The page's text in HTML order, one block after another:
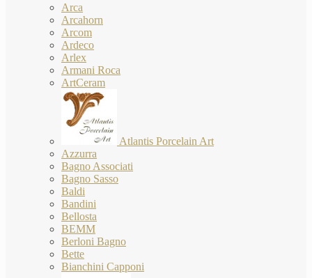
Arca
Arcahorn
Arcom
Ardeco
Arlex
Armani Roca
ArtCeram
Atlantis Porcelain Art
Azzurra
Bagno Associati
Bagno Sasso
Baldi
Bandini
Bellosta
BEMM
Berloni Bagno
Bette
Bianchini Capponi